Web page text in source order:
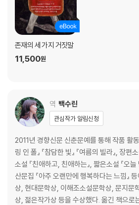
존재의 세 가지 거짓말
11,500원
역 백수린
관심작가 알림신청
2011년 경향신문 신춘문예를 통해 작품 활
링 인 폴』 『참담한 빛』 『여름의 빌라』, 장편
소설 『친애하고, 친애하는』, 짧은소설 『오
산문집 『아주 오랜만에 행복하다는 느낌』
상, 현대문학상, 이해조소설문학상, 문지문
상, 젊은작가상 등을 수상했다. 옮긴 책으로